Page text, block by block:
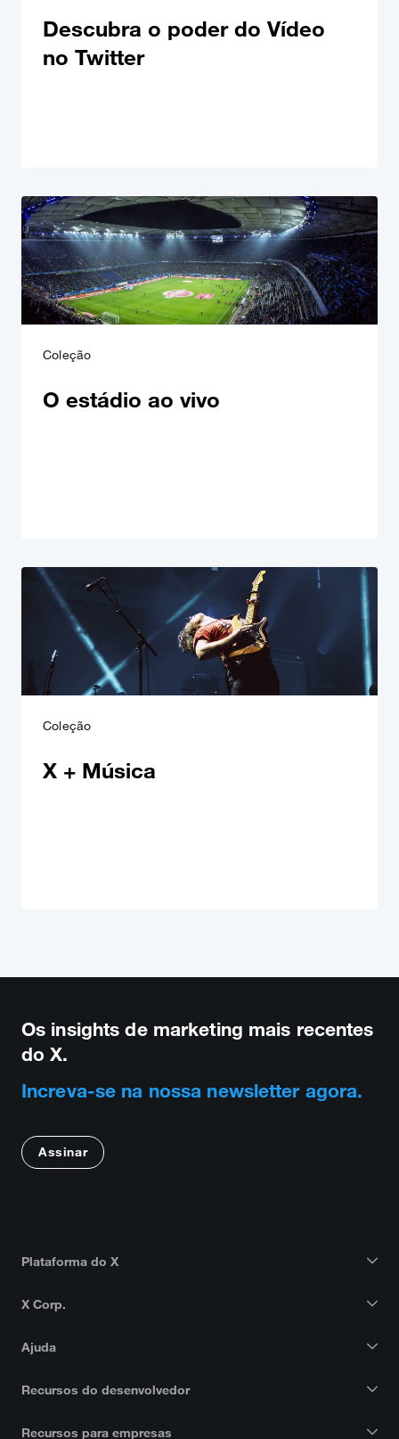
Descubra o poder do Vídeo
no Twitter
Coleção
O estádio ao vivo
Coleção
X + Música
Os insights de marketing mais recentes
do X.
Increva-se na nossa newsletter agora.
Assinar
Plataforma do X
X Corp.
Ajuda
Recursos do desenvolvedor
Recursos para empresas